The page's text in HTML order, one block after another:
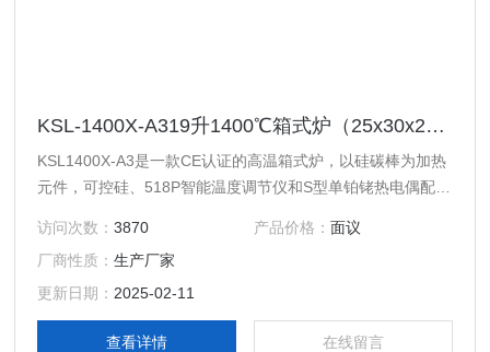
KSL-1400X-A319升1400℃箱式炉（25x30x25cm）
KSL1400X-A3是一款CE认证的高温箱式炉，以硅碳棒为加热
元件，可控硅、518P智能温度调节仪和S型单铂铑热电偶配套
Z高温度为1400℃。（请点击论文链接：与此设备有关的论
文）
访问次数：3870 产品价格： 面议
厂商性质：生产厂家
更新日期： 2025-02-11
查看详情 在线留言